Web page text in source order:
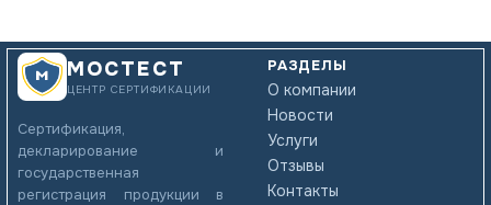
МОСТЕСТ
ЦЕНТР СЕРТИФИКАЦИИ
Сертификация,
декларирование и
государственная
регистрация продукции в
РАЗДЕЛЫ
О компании
Новости
Услуги
Отзывы
Контакты